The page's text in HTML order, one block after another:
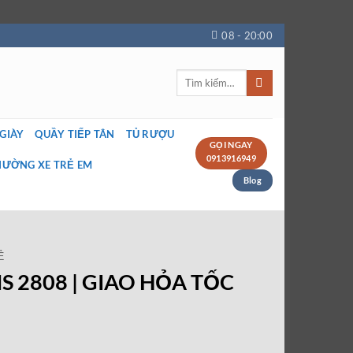
08 - 20:00
Tìm
QUẦY TIẾP TÂN TỦ RƯỢU
XE TRẺ EM
GỌI NGAY
0913916949
Blog
2808 | GIAO HỎA TỐC